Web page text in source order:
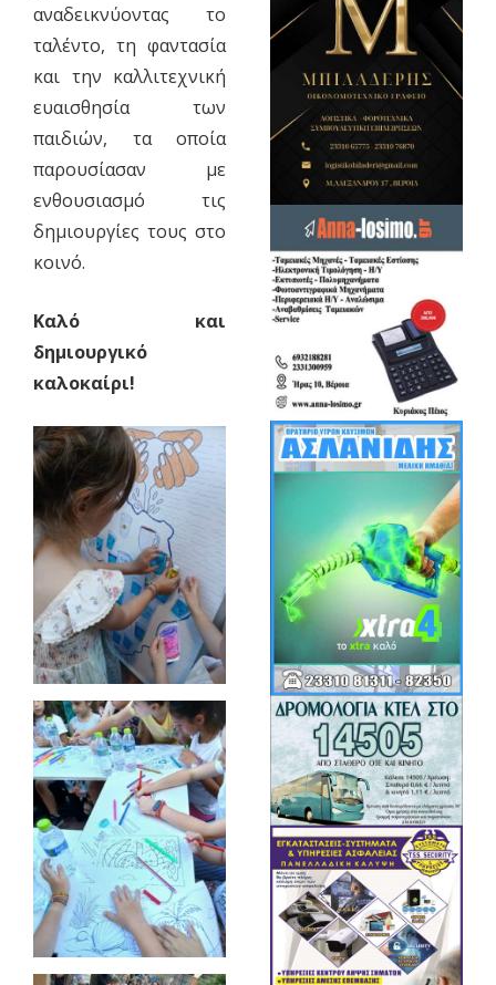
αναδεικνύοντας το
ταλέντο, τη φαντασία
και την καλλιτεχνική
ευαισθησία των
παιδιών, τα οποία
παρουσίασαν με
ενθουσιασμό τις
δημιουργίες τους στο
κοινό.
Καλό και
δημιουργικό
καλοκαίρι!